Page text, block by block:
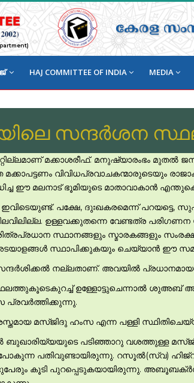
കേരള
HAJ COMMITTEE OF INDIA MEDIA
സന്ദര്‍ശന
മക്കാശരീഫ്. മനുഷ്യാരംഭം മുതല്‍
വിവിധപ്രവാചകന്മാരുടെയും
ഈ മലനാട് ഭൂമിയുടെ മാതാവാകാന്‍
പക്ഷേ, ദുഃഖകരമെന്ന് പറയട്ടെ,
ഉള്ളവക്കുതന്നെ വേണ്ടത്ര
സ്ഥാനങ്ങളും സ്മാരകങ്ങളും
സ്ഥാപിക്കുകയും ചെയ്യാന്‍ ഈ
നല്ലതാണ്. അവയില്‍
സ്ഥലത്തുകൂടെകുറച്ച് ഉള്ളോട്ടുചെന്നാല്‍
പ്രവര്‍ത്തിക്കുന്നു.
മസ്ജിദു ഹംസ എന്ന പള്ളി
ബുഖാരിയ്യയുടെ പടിഞ്ഞാറു വശത്തുള്ള
പോകുന്ന പതിവുണ്ടായിരുന്നു. റസൂല്‍(സ്വ)
കൂടി പുറപ്പെടുകയായിരുന്നു.